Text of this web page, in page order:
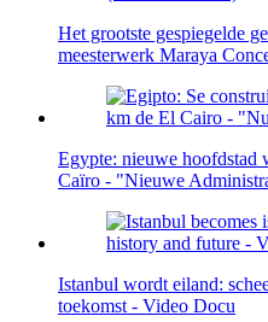
Het grootste gespiegelde
meesterwerk Maraya
Egypte: nieuwe hoofdstad
Caïro - "Nieuwe
Istanbul wordt eiland:
toekomst - Video Docu